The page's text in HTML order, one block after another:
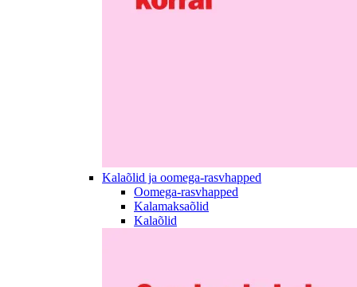
Kalaõlid ja oomega-rasvhapped
Oomega-rasvhapped
Kalamaksaõlid
Kalaõlid